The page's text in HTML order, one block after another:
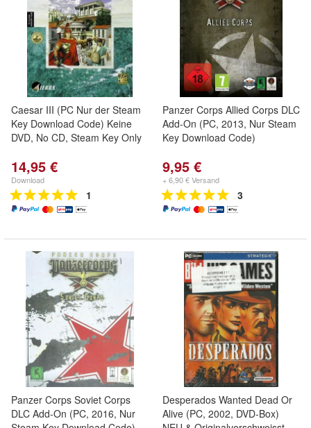
Caesar III (PC Nur der Steam
Key Download Code) Keine
DVD, No CD, Steam Key Only
14,95 €
Download
1
Panzer Corps Allied Corps DLC
Add-On (PC, 2013, Nur Steam
Key Download Code)
9,95 €
+ 6,90 € Versand
3
Panzer Corps Soviet Corps
DLC Add-On (PC, 2016, Nur
Desperados Wanted Dead Or
Alive (PC, 2002, DVD-Box)